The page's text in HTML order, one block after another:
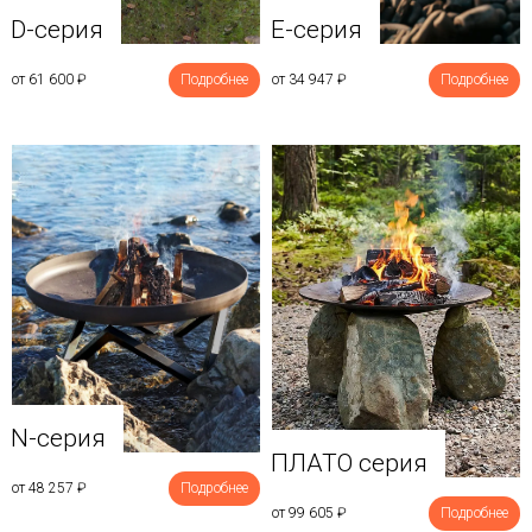
D-серия
от 61 600 ₽ Подробнее
E-серия
от 34 947 ₽ Подробнее
N-серия
от 48 257 ₽ Подробнее
ПЛАТО серия
от 99 605 ₽ Подробнее